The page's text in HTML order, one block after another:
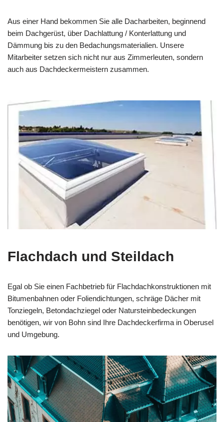
Aus einer Hand bekommen Sie alle Dacharbeiten, beginnend
beim Dachgerüst, über Dachlattung / Konterlattung und
Dämmung bis zu den Bedachungsmaterialien. Unsere
Mitarbeiter setzen sich nicht nur aus Zimmerleuten, sondern
auch aus Dachdeckermeistern zusammen.
Flachdach und Steildach
Egal ob Sie einen Fachbetrieb für Flachdachkonstruktionen mit
Bitumenbahnen oder Foliendichtungen, schräge Dächer mit
Tonziegeln, Betondachziegel oder Natursteinbedeckungen
benötigen, wir von Bohn sind Ihre Dachdeckerfirma in Oberusel
und Umgebung.